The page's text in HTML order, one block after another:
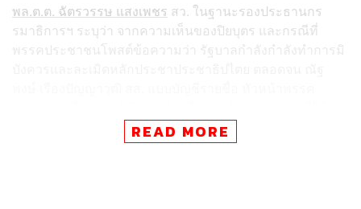
พล.ต.ต. ฉัตรวรรษ แสงเพชร สว. ในฐานะรองประธานกร
รมาธิการฯ ระบุว่า จากความเห็นของปิยบุตร และกรณีที่
พรรคประชาชนโพสต์ข้อความว่า รัฐบาลกำลังกำลังทำการมิ
สัมภาษณ์ว่า บุคคลที่เป็นนายกรัฐมนตรี นอกจากจะไม่ควร
ห้อยโหน หรือดึงฟ้าต่ำแล้ว ต้องใช้อำนาจของตัวเองทุกช่อง
READ MORE